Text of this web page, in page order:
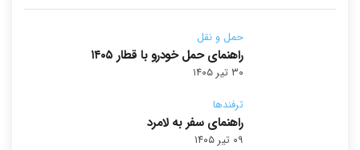
حمل و نقل
راهنمای حمل خودرو با قطار ۱۴۰۵
۳۰ تیر ۱۴۰۵
ترفندها
راهنمای سفر به لامرد
۰۹ تیر ۱۴۰۵